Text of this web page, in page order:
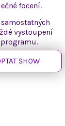
focení.
vystoupení
SHOW